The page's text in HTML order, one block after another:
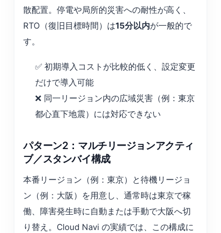
散配置。停電や局所的災害への耐性が高く、
RTO（復旧目標時間）は15分以内が一般的で
す。
✅ 初期導入コストが比較的低く、設定変更
だけで導入可能
❌ 同一リージョン内の広域災害（例：東京
都心直下地震）には対応できない
パターン2：マルチリージョンアクティ
ブ／スタンバイ構成
本番リージョン（例：東京）と待機リージョ
ン（例：大阪）を用意し、通常時は東京で稼
働、障害発生時に自動または手動で大阪へ切
り替え。Cloud Navi の実績では、この構成に